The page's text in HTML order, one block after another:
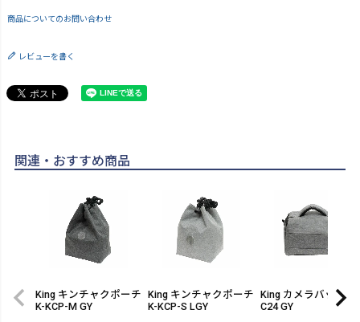
商品についてのお問い合わせ
レビューを書く
関連・おすすめ商品
King キンチャクポーチ
K-KCP-M GY
King キンチャクポーチ
K-KCP-S LGY
King カメラバッグ K-
C24 GY